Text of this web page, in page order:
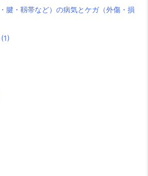
腱・靱帯など）の病気とケガ（外傷・損
(1)